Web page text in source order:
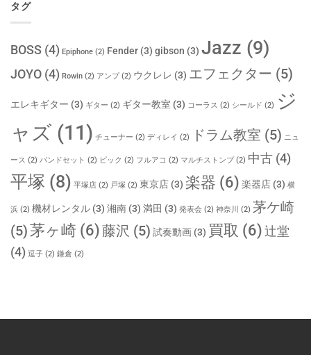
タグ
BOSS (4) Epiphone (2) Fender (3) gibson (3) Jazz (9)
JOYO (4) Rowin (2) アンプ(2) ウクレレ (3) エフェクター (5)
エレキギター (3) ギター (2) ギター教室 (3) コーラス (2) シールド (2) ジ
ャズ (11) チューナー (2) ディレイ (2) ドラム教室 (5) ニュ
ース (2) バンドセット (2) ピック (2) フルアコ (2) マルチストンプ(2) 中古 (4)
平塚 (8) 平塚店 (2) 戸塚 (2) 東京店 (3) 楽器 (6) 楽器店 (3) 横
浜 (2) 機材レンタル (3) 湘南 (3) 満田 (3) 発表会 (2) 神奈川 (2) 茅ケ崎
(5)茅ヶ崎 (6)藤沢 (5) 試奏動画 (3) 買取 (6) 辻堂
(4) 逗子 (2) 鎌倉 (2)